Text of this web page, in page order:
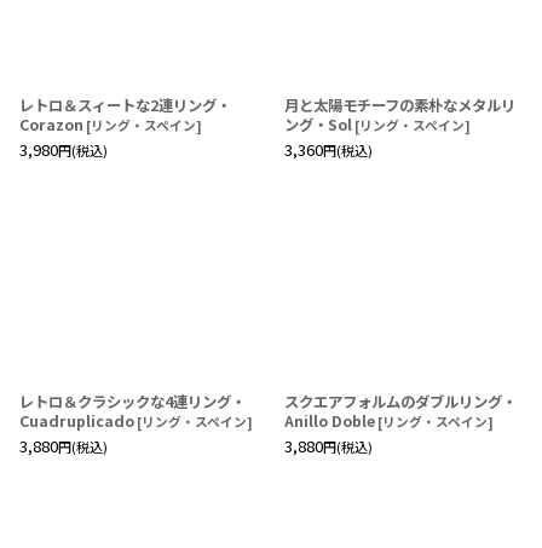
レトロ＆スィートな2連リング・
Corazon [リング・スペイン]
3,980円(税込)
月と太陽モチーフの素朴なメタルリ
ング・Sol [リング・スペイン]
3,360円(税込)
レトロ＆クラシックな4連リング・
Cuadruplicado [リング・スペイン]
3,880円(税込)
スクエアフォルムのダブルリング・
Anillo Doble [リング・スペイン]
3,880円(税込)